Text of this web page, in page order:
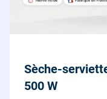
Sèche-
500 W